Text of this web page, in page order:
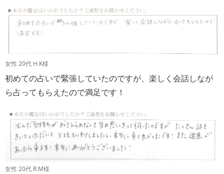
女性 20代 H.K様
初めての占いで緊張していたのですが、楽しく会話しなが
ら占ってもらえたので満足です！
女性 20代 R.M様